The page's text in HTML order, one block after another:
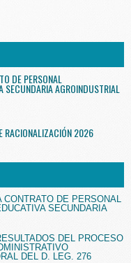
DE PERSONAL
AGROINDUSTRIAL
RACIONALIZACIÓN 2026
CONTRATO DE PERSONAL
SECUNDARIA
DEL PROCESO
DEL D. LEG. 276